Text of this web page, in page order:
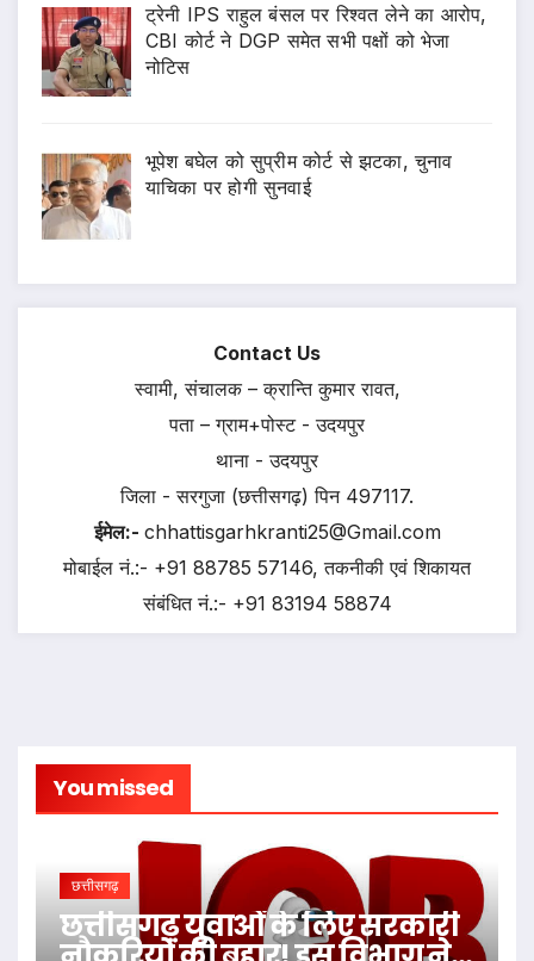
ट्रेनी IPS राहुल बंसल पर रिश्वत लेने का आरोप,
CBI कोर्ट ने DGP समेत सभी पक्षों को भेजा
नोटिस
भूपेश बघेल को सुप्रीम कोर्ट से झटका, चुनाव
याचिका पर होगी सुनवाई
Contact Us
स्वामी, संचालक – क्रान्ति कुमार रावत,
पता – ग्राम+पोस्ट - उदयपुर
थाना - उदयपुर
जिला - सरगुजा (छत्तीसगढ़) पिन 497117.
ईमेल:- chhattisgarhkranti25@Gmail.com
मोबाईल नं.:- +91 88785 57146, तकनीकी एवं शिकायत
संबंधित नं.:- +91 83194 58874
You missed
छत्तीसगढ़
छत्तीसगढ़ युवाओं के लिए सरकारी